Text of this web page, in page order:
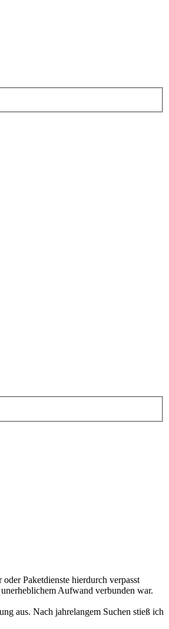
Paketdienste hierdurch verpasst
Aufwand verbunden war.
aus. Nach jahrelangem Suchen stieß ich